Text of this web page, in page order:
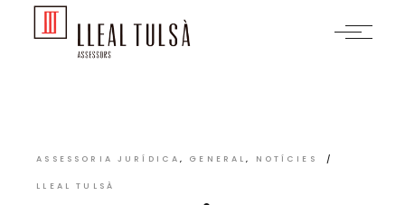
ASSESSORIA JURÍDICA GENERAL NOTÍCIES
LLEAL TULSÀ